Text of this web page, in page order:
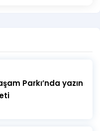
Parkı’nda yazın